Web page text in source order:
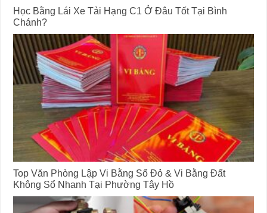
Học Bằng Lái Xe Tải Hạng C1 Ở Đâu Tốt Tại Bình
Chánh?
Top Văn Phòng Lập Vi Bằng Sổ Đỏ & Vi Bằng Đất
Không Sổ Nhanh Tại Phường Tây Hồ